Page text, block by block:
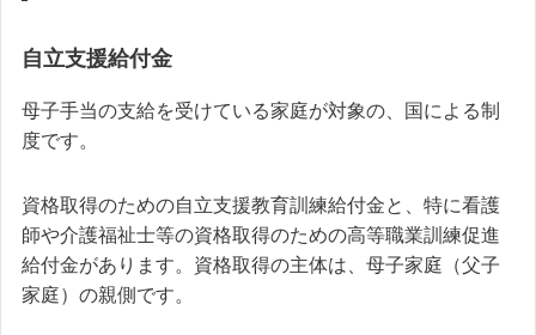
自立支援給付金
母子手当の支給を受けている家庭が対象の、国による制
度です。
資格取得のための自立支援教育訓練給付金と、特に看護
師や介護福祉士等の資格取得のための高等職業訓練促進
給付金があります。資格取得の主体は、母子家庭（父子
家庭）の親側です。